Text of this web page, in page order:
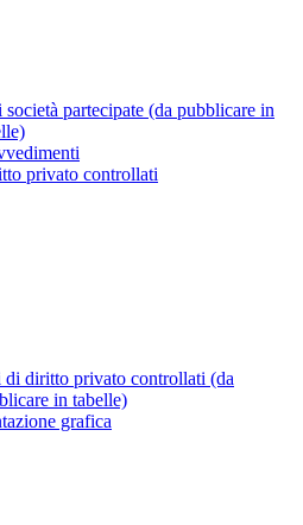
società partecipate (da pubblicare in
privato controllati
di diritto privato controllati (da
in tabelle)
grafica